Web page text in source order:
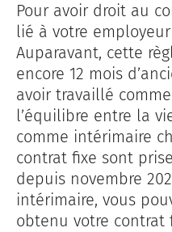
Pour avoir droit au
lié à votre
Auparavant, cette
encore 12 mois
avoir travaillé
l’équilibre entre la
comme intérimaire
contrat fixe sont
depuis novembre
intérimaire, vous
obtenu votre contrat